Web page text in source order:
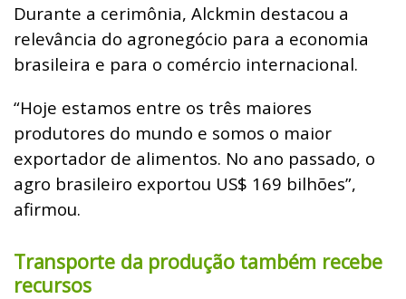
Durante a cerimônia, Alckmin destacou a
relevância do agronegócio para a economia
brasileira e para o comércio internacional.
“Hoje estamos entre os três maiores
produtores do mundo e somos o maior
exportador de alimentos. No ano passado, o
agro brasileiro exportou US$ 169 bilhões”,
afirmou.
Transporte da produção também recebe
recursos